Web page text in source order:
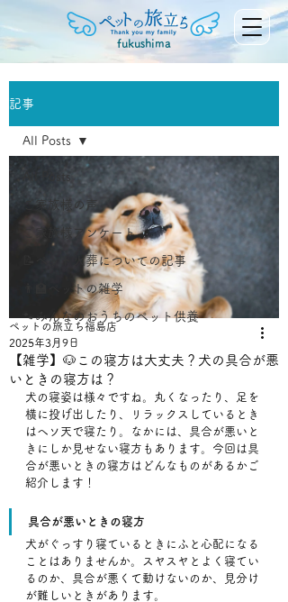
fukushima
記事
All Posts
ご家族様の声
ご家族様アンケート
📝ペット火葬についての記事
👨‍🏫ペットの雑学
🐾みんなのおうちのペット供養
All Posts
【雑学】🐶この寝方は大丈夫？犬の具合が悪
いときの寝方は？
ペットの旅立ち福島店
2025年3月9日
犬の寝姿は様々ですね。丸くなったり、足を
横に投げ出したり、リラックスしているとき
はヘソ天で寝たり。なかには、具合が悪いと
きにしか見せない寝方もあります。今回は具
合が悪いときの寝方はどんなものがあるかご
紹介します！
具合が悪いときの寝方
犬がぐっすり寝ているときにふと心配になる
ことはありませんか。スヤスヤとよく寝てい
るのか、具合が悪くて動けないのか、見分け
が難しいときがあります。